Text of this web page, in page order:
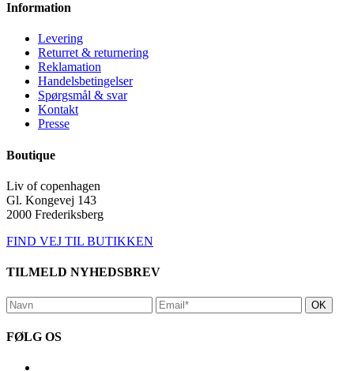
Information
Levering
Returret & returnering
Reklamation
Handelsbetingelser
Spørgsmål & svar
Kontakt
Presse
Boutique
Liv of copenhagen
Gl. Kongevej 143
2000 Frederiksberg
FIND VEJ TIL BUTIKKEN
TILMELD NYHEDSBREV
FØLG OS